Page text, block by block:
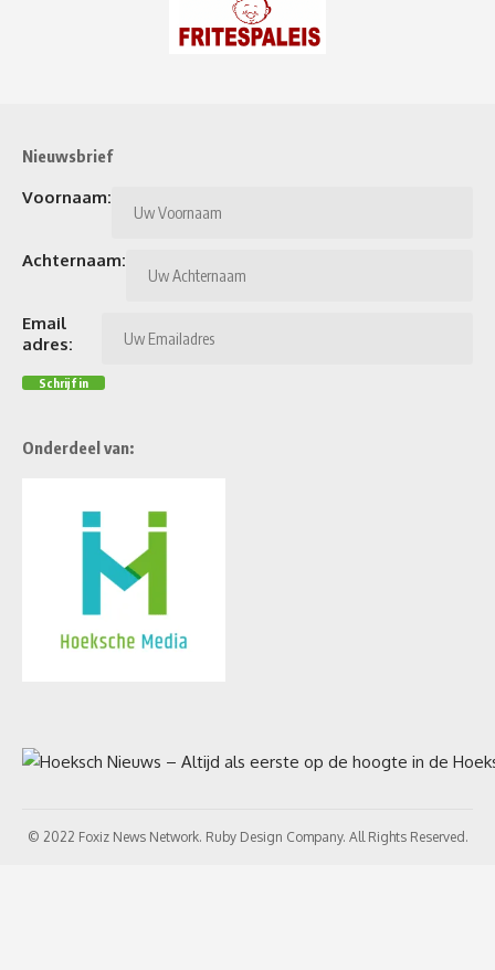
Nieuwsbrief
Voornaam:
Achternaam:
Email
adres:
Onderdeel van:
© 2022 Foxiz News Network. Ruby Design Company. All Rights Reserved.